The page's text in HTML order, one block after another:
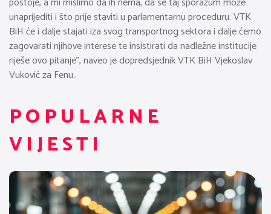
unaprijediti i što prije staviti u parlamentarnu proceduru. VTK
BiH će i dalje stajati iza svog transportnog sektora i dalje ćemo
zagovarati njihove interese te insistirati da nadležne institucije
riješe ovo pitanje”, naveo je dopredsjednik VTK BiH Vjekoslav
Vuković za Fenu..
POPULARNE
VIJESTI